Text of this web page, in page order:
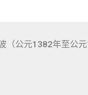
（公元1382年至公元